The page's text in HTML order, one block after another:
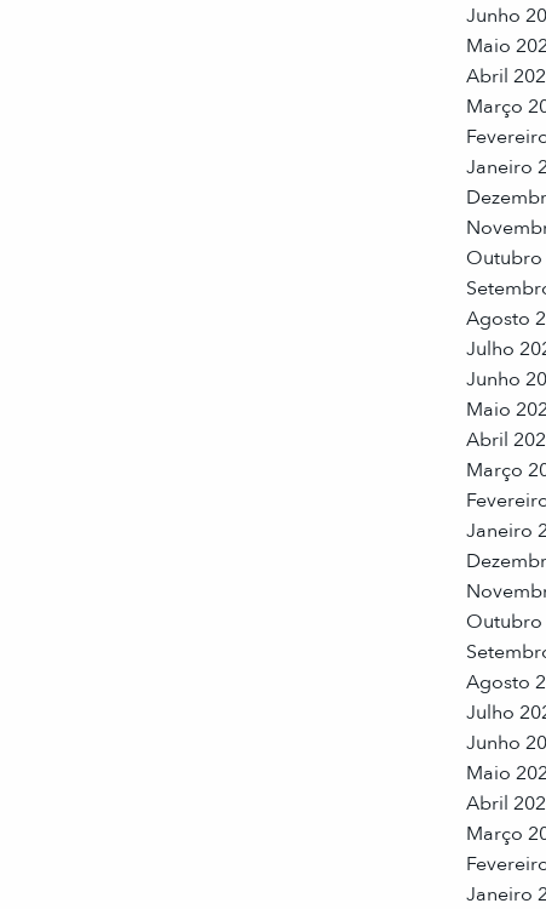
Junho
Maio
Abril
Março
Janeiro
Outubro
Agosto
Julho
Junho
Maio
Abril
Março
Janeiro
Outubro
Agosto
Julho
Junho
Maio
Abril
Março
Janeiro